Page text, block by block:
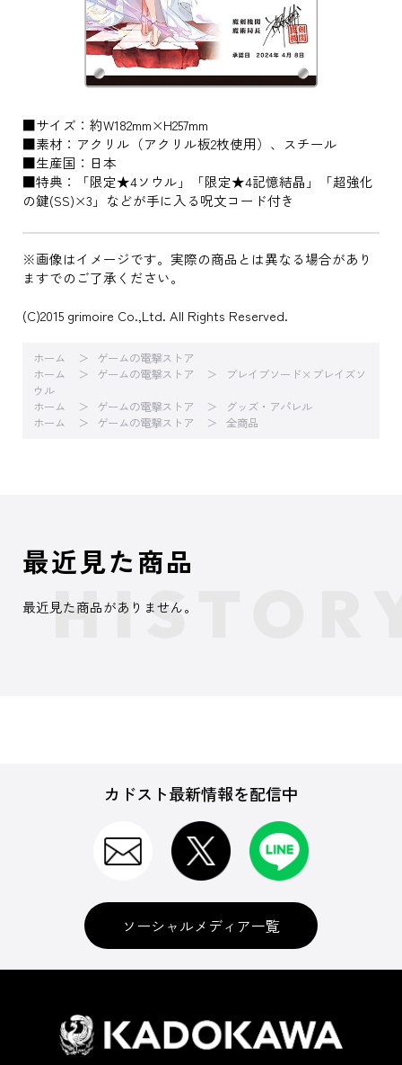
■サイズ：約W182mm×H257mm
■素材：アクリル（アクリル板2枚使用）、スチール
■生産国：日本
■特典：「限定★4ソウル」「限定★4記憶結晶」「超強化
の鍵(SS)×3」などが手に入る呪文コード付き
※画像はイメージです。実際の商品とは異なる場合があり
ますでのご了承ください。
(C)2015 grimoire Co.,Ltd. All Rights Reserved.
ホーム
ゲームの電撃ストア
ホーム
ゲームの電撃ストア
ブレイブソード×ブレイズソ
ウル
ホーム
ゲームの電撃ストア
グッズ・アパレル
ホーム
ゲームの電撃ストア 全商品
最近見た商品
最近見た商品がありません。
カドスト最新情報を配信中
ソーシャルメディア一覧